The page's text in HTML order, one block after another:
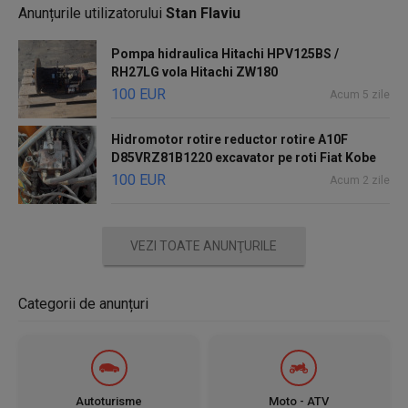
Anunțurile utilizatoruluiStan Flaviu
Pompa hidraulica Hitachi HPV125BS /
RH27LG vola Hitachi ZW180
100 EUR Acum 5 zile
Hidromotor rotire reductor rotire A10F
D85VRZ81B1220 excavator pe roti Fiat Kobe
100 EUR Acum 2 zile
VEZI TOATE ANUNŢURILE
Categorii de anunțuri
Autoturisme Moto - ATV